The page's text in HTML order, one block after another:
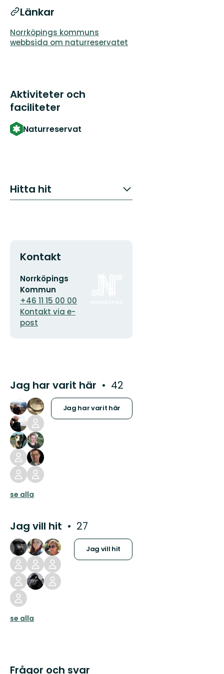
Länkar
Norrköpings kommuns
webbsida om naturreservatet
Aktiviteter och
faciliteter
Naturreservat
Hitta hit
Kontakt
E-
postadress
Norrköpings
Kommun
+46 11 15 00 00
Kontakt via e-
post
Jag har varit här 42
Jag har varit här
se alla
Jag vill hit 27
Jag vill hit
se alla
Frågor och svar